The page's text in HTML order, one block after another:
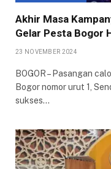
Akhir Masa
Gelar Pesta Bogor
23 NOVEMBER 2024
BOGOR – Pasangan
Bogor nomor urut 1,
sukses…